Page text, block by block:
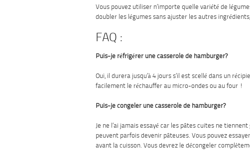
Vous pouvez utiliser n’importe quelle variété de
doubler les légumes sans ajuster les autres
FAQ :
Puis-je réfrigérer une casserole de hamburger?
Oui, il durera jusqu’à 4 jours s’il est scellé dans un
facilement le réchauffer au micro-ondes ou au four !
Puis-je congeler une casserole de hamburger?
Je ne l’ai jamais essayé car les pâtes cuites ne
peuvent parfois devenir pâteuses. Vous pouvez
avant la cuisson. Vous devrez le décongeler